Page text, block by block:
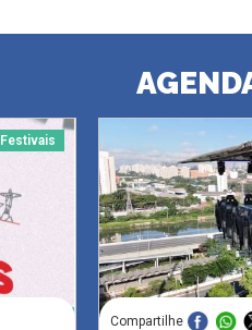
Festivais
Compartilhe